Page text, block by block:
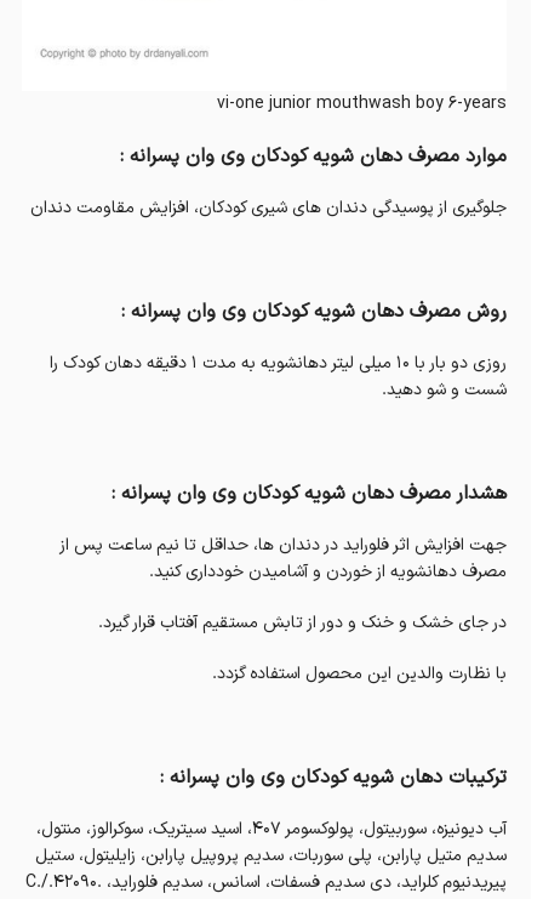
vi-one junior mouthwash boy 6-years
موارد مصرف دهان شویه کودکان وی وان پسرانه :
جلوگیری از پوسیدگی دندان های شیری کودکان، افزایش مقاومت دندان
روش مصرف دهان شویه کودکان وی وان پسرانه :
روزی دو بار با 10 میلی لیتر دهانشویه به مدت 1 دقیقه دهان کودک را
شست و شو دهید.
هشدار مصرف دهان شویه کودکان وی وان پسرانه :
جهت افزایش اثر فلوراید در دندان ها، حداقل تا نیم ساعت پس از
مصرف دهانشویه از خوردن و آشامیدن خودداری کنید.
در جای خشک و خنک و دور از تابش مستقیم آفتاب قرار گیرد.
با نظارت والدین این محصول استفاده گزدد.
ترکیبات دهان شویه کودکان وی وان پسرانه :
آب دیونیزه، سوربیتول، پولوکسومر 407، اسید سیتریک، سوکرالوز، منتول،
سدیم متیل پارابن، پلی سوربات، سدیم پروپیل پارابن، زایلیتول، ستیل
پیریدنیوم کلراید، دی سدیم فسفات، اسانس، سدیم فلوراید، .C./.42090